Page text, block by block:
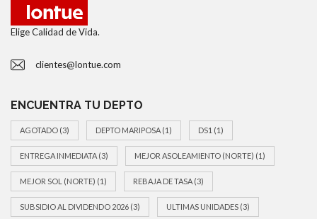
Elige Calidad de Vida.
clientes@lontue.com
ENCUENTRA TU DEPTO
AGOTADO (3) DEPTO MARIPOSA (1) DS1 (1)
ENTREGA INMEDIATA (3) MEJOR ASOLEAMIENTO (NORTE) (1)
MEJOR SOL (NORTE) (1) REBAJA DE TASA (3)
SUBSIDIO AL DIVIDENDO 2026 (3) ULTIMAS UNIDADES (3)